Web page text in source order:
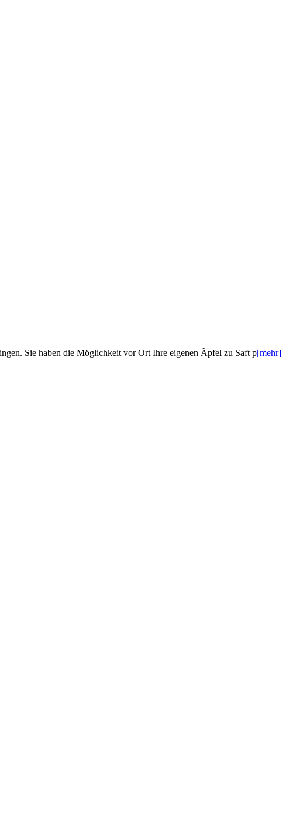
Sie haben die Möglichkeit vor Ort Ihre eigenen Äpfel zu Saft p[mehr]